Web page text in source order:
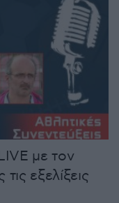
με τον
εξελίξεις